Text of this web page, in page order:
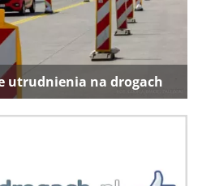
utrudnienia na drogach